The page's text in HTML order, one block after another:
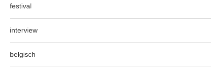
festival
interview
belgisch